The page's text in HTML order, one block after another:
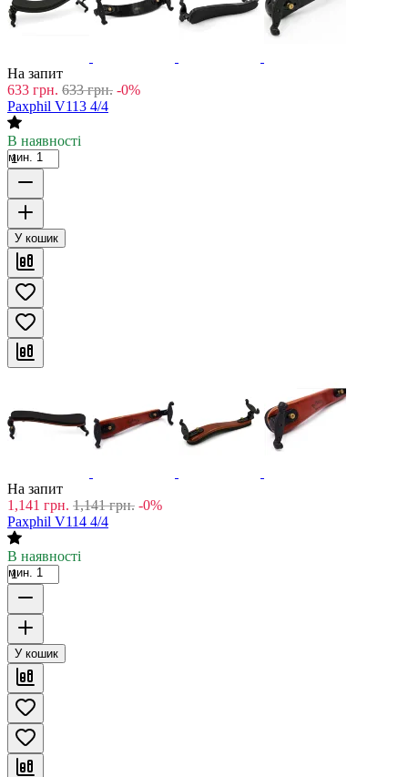
На запит
633 грн. 633 грн. -0%
Paxphil V113 4/4
В наявності
мин. 1
У кошик
На запит
1,141 грн. 1,141 грн. -0%
Paxphil V114 4/4
В наявності
мин. 1
У кошик